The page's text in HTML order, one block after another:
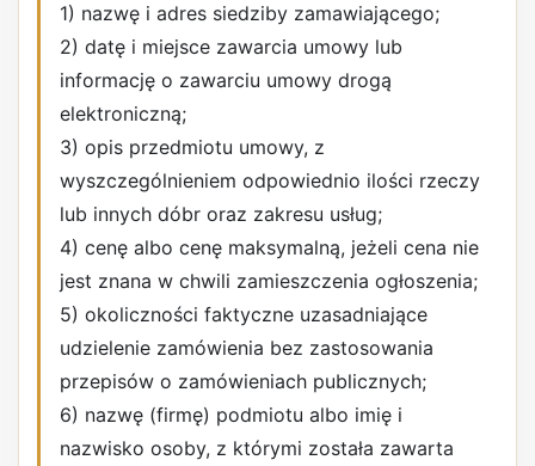
1) nazwę i adres siedziby zamawiającego;
2) datę i miejsce zawarcia umowy lub
informację o zawarciu umowy drogą
elektroniczną;
3) opis przedmiotu umowy, z
wyszczególnieniem odpowiednio ilości rzeczy
lub innych dóbr oraz zakresu usług;
4) cenę albo cenę maksymalną, jeżeli cena nie
jest znana w chwili zamieszczenia ogłoszenia;
5) okoliczności faktyczne uzasadniające
udzielenie zamówienia bez zastosowania
przepisów o zamówieniach publicznych;
6) nazwę (firmę) podmiotu albo imię i
nazwisko osoby, z którymi została zawarta